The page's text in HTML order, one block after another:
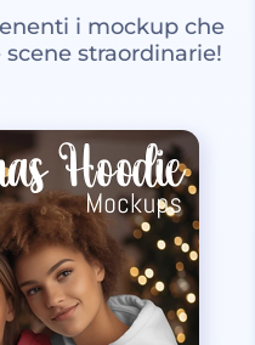
i mockup che
straordinarie!